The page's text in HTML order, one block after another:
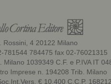
Rossini, 4 20122 Milano
781544 784475 fax 02-76021315
Milano 1039349 C.F. e P.IVA IT
Imprese n. 194208 Trib. Milano
€ 10.400 C.C.P.